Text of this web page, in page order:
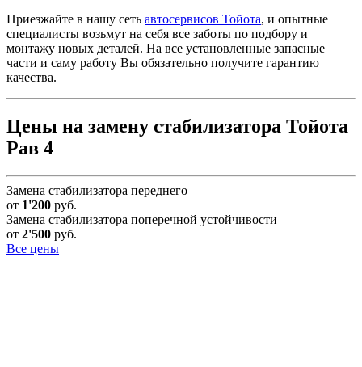
Приезжайте в нашу сеть автосервисов Тойота, и опытные
специалисты возьмут на себя все заботы по подбору и
монтажу новых деталей. На все установленные запасные
части и саму работу Вы обязательно получите гарантию
качества.
Цены на замену стабилизатора Тойота
Рав 4
Замена стабилизатора переднего
от 1'200 руб.
Замена стабилизатора поперечной устойчивости
от 2'500 руб.
Все цены